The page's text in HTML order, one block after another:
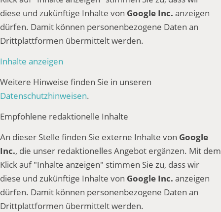
diese und zukünftige Inhalte von Google Inc. anzeigen
dürfen. Damit können personenbezogene Daten an
Drittplattformen übermittelt werden.
Inhalte anzeigen
Weitere Hinweise finden Sie in unseren
Datenschutzhinweisen.
Empfohlene redaktionelle Inhalte
An dieser Stelle finden Sie externe Inhalte von Google
Inc., die unser redaktionelles Angebot ergänzen. Mit dem
Klick auf "Inhalte anzeigen" stimmen Sie zu, dass wir
diese und zukünftige Inhalte von Google Inc. anzeigen
dürfen. Damit können personenbezogene Daten an
Drittplattformen übermittelt werden.